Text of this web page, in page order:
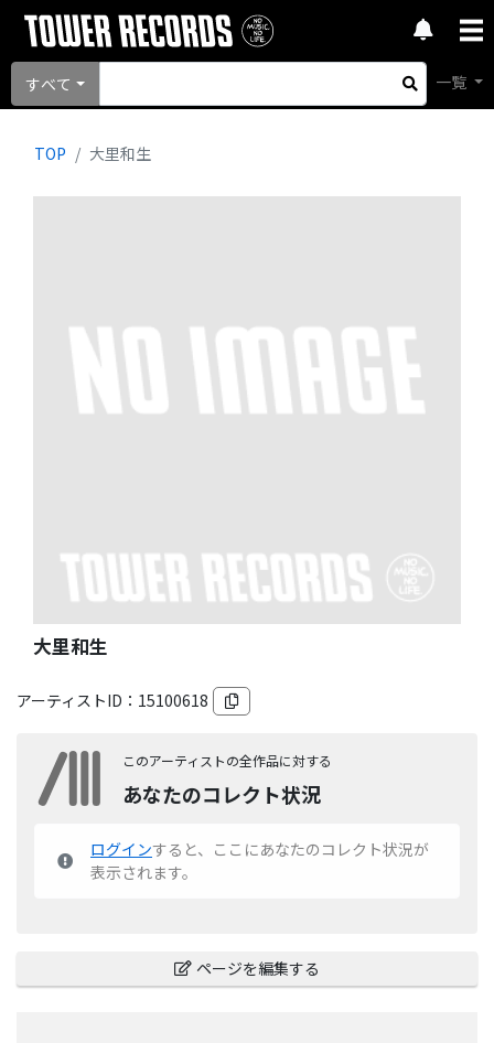
すべて 一覧
TOP 大里和生
大里和生
アーティストID： 15100618
このアーティストの全作品に対する
あなたのコレクト状況
ログインすると、ここにあなたのコレクト状況が
表示されます。
ページを編集する